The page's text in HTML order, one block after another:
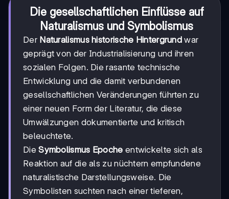
Die gesellschaftlichen Einflüsse auf
Naturalismus und Symbolismus
Der Naturalismus historische Hintergrund war
geprägt von der Industrialisierung und ihren
sozialen Folgen. Die rasante technische
Entwicklung und die damit verbundenen
gesellschaftlichen Veränderungen führten zu
einer neuen Form der Literatur, die diese
Umwälzungen dokumentierte und kritisch
beleuchtete.
DieSymbolismus Epoche entwickelte sich als
Reaktion auf die als zu nüchtern empfundene
naturalistische Darstellungsweise. Die
Symbolisten suchten nach einer tieferen,